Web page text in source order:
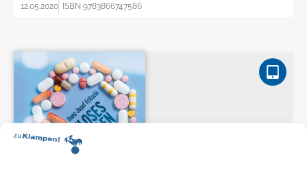
12.05.2020
ISBN 9783866747586